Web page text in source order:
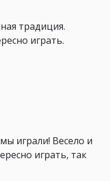
традиция.
играть.
играли! Весело и
играть, так